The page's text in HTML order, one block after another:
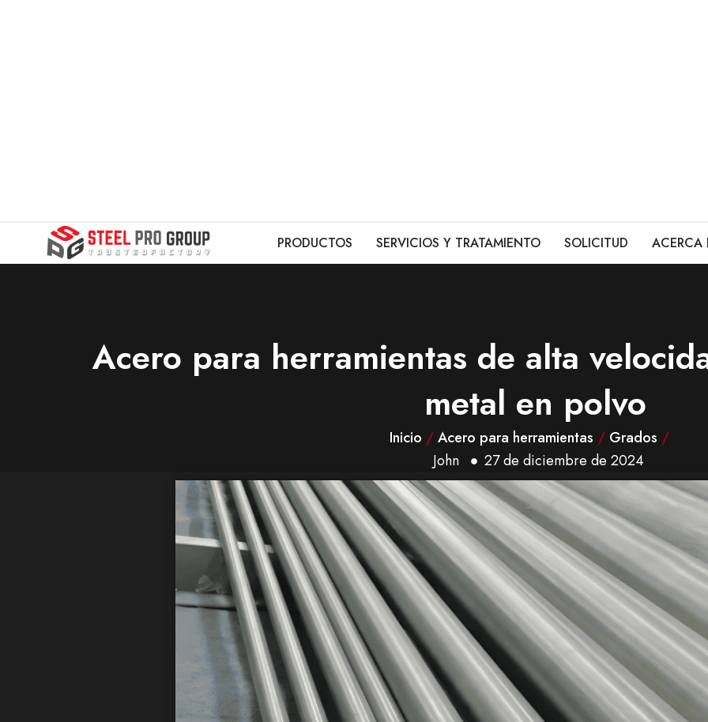
PRODUCTOS SERVICIOS Y TRATAMIENTO SOLICITUD ACERCA
Acero para herramientas de alta
metal en polvo
Inicio /Acero para herramientas / Grados /
John
27 de diciembre de 2024